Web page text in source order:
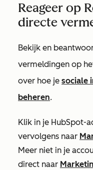
Reageer op
directe
Bekijk en
vermeldingen op
over hoe je sociale
beheren.
Klik in je HubSpot-
vervolgens naar
Meer niet in je
direct naar